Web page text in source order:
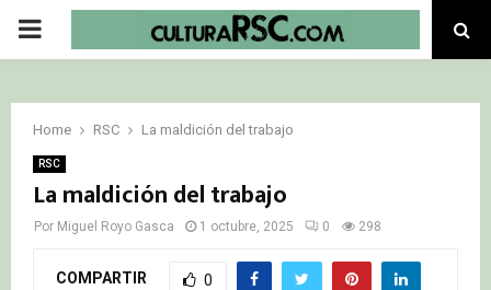
PRIMARY
Home RSC La maldición del trabajo
RSC
La maldición del trabajo
Por Miguel Royo Gasca 1 octubre, 2025 0 298
COMPARTIR 0